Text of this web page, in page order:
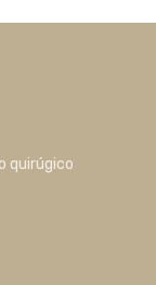
quirúgico